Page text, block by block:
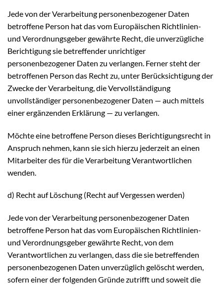
Jede von der Verarbeitung personenbezogener Daten
betroffene Person hat das vom Europäischen Richtlinien-
und Verordnungsgeber gewährte Recht, die unverzügliche
Berichtigung sie betreffender unrichtiger
personenbezogener Daten zu verlangen. Ferner steht der
betroffenen Person das Recht zu, unter Berücksichtigung der
Zwecke der Verarbeitung, die Vervollständigung
unvollständiger personenbezogener Daten — auch mittels
einer ergänzenden Erklärung — zu verlangen.
Möchte eine betroffene Person dieses Berichtigungsrecht in
Anspruch nehmen, kann sie sich hierzu jederzeit an einen
Mitarbeiter des für die Verarbeitung Verantwortlichen
wenden.
d) Recht auf Löschung (Recht auf Vergessen werden)
Jede von der Verarbeitung personenbezogener Daten
betroffene Person hat das vom Europäischen Richtlinien-
und Verordnungsgeber gewährte Recht, von dem
Verantwortlichen zu verlangen, dass die sie betreffenden
personenbezogenen Daten unverzüglich gelöscht werden,
sofern einer der folgenden Gründe zutrifft und soweit die